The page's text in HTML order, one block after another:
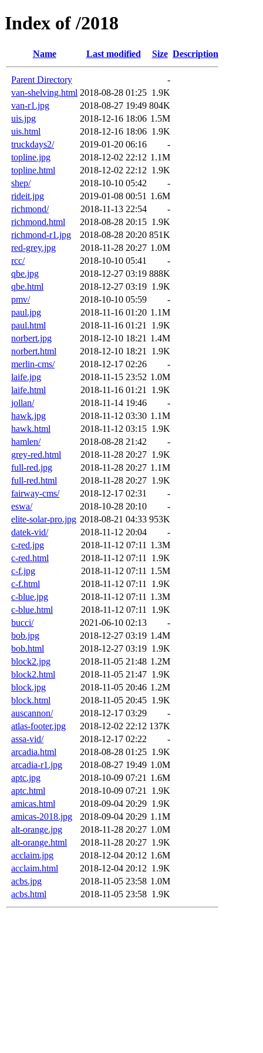
Index of /2018
Name Last modified Size Description
Parent Directory
-
van-shelving.html 2018-08-28 01:25 1.9K
van-r1.jpg
2018-08-27 19:49 804K
uis.jpg
2018-12-16 18:06 1.5M
uis.html
2018-12-16 18:06 1.9K
truckdays2/
2019-01-20 06:16
-
topline.jpg
2018-12-02 22:12 1.1M
topline.html
2018-12-02 22:12 1.9K
shep/
2018-10-10 05:42
-
rideit.jpg
2019-01-08 00:51 1.6M
richmond/
2018-11-13 22:54
-
richmond.html
2018-08-28 20:15 1.9K
richmond-r1.jpg
2018-08-28 20:20 851K
red-grey.jpg
2018-11-28 20:27 1.0M
rcc/
2018-10-10 05:41
-
qbe.jpg
2018-12-27 03:19 888K
qbe.html
2018-12-27 03:19 1.9K
pmv/
2018-10-10 05:59
-
paul.jpg
2018-11-16 01:20 1.1M
paul.html
2018-11-16 01:21
1.9K
norbert.jpg
2018-12-10 18:21 1.4M
norbert.html
2018-12-10 18:21
1.9K
merlin-cms/
2018-12-17 02:26
-
laife.jpg
2018-11-15 23:52 1.0M
laife.html
2018-11-16 01:21
1.9K
jollan/
2018-11-14 19:46
-
hawk.jpg
2018-11-12 03:30 1.1M
hawk.html
2018-11-12 03:15 1.9K
hamlen/
2018-08-28 21:42
-
grey-red.html
2018-11-28 20:27 1.9K
full-red.jpg
2018-11-28 20:27 1.1M
full-red.html
2018-11-28 20:27 1.9K
fairway-cms/
2018-12-17 02:31
-
eswa/
2018-10-28 20:10
-
elite-solar-pro.jpg 2018-08-21 04:33 953K
datek-vid/
2018-11-12 20:04
-
c-red.jpg
2018-11-12 07:11 1.3M
c-red.html
2018-11-12 07:11
1.9K
c-f.jpg
2018-11-12 07:11 1.5M
c-f.html
2018-11-12 07:11
1.9K
c-blue.jpg
2018-11-12 07:11 1.3M
c-blue.html
2018-11-12 07:11
1.9K
bucci/
2021-06-10 02:13
-
bob.jpg
2018-12-27 03:19 1.4M
bob.html
2018-12-27 03:19 1.9K
block2.jpg
2018-11-05 21:48 1.2M
block2.html
2018-11-05 21:47 1.9K
block.jpg
2018-11-05 20:46 1.2M
block.html
2018-11-05 20:45 1.9K
auscannon/
2018-12-17 03:29
-
atlas-footer.jpg
2018-12-02 22:12 137K
assa-vid/
2018-12-17 02:22
-
arcadia.html
2018-08-28 01:25 1.9K
arcadia-r1.jpg
2018-08-27 19:49 1.0M
aptc.jpg
2018-10-09 07:21 1.6M
aptc.html
2018-10-09 07:21
1.9K
amicas.html
2018-09-04 20:29 1.9K
amicas-2018.jpg
2018-09-04 20:29 1.1M
alt-orange.jpg
2018-11-28 20:27 1.0M
alt-orange.html
2018-11-28 20:27 1.9K
acclaim.jpg
2018-12-04 20:12 1.6M
acclaim.html
2018-12-04 20:12 1.9K
acbs.jpg
2018-11-05 23:58 1.0M
acbs.html
2018-11-05 23:58 1.9K